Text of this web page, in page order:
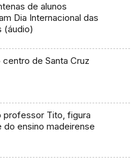
de alunos
Dia Internacional das
(áudio)
centro de Santa Cruz
professor Tito, figura
do ensino madeirense